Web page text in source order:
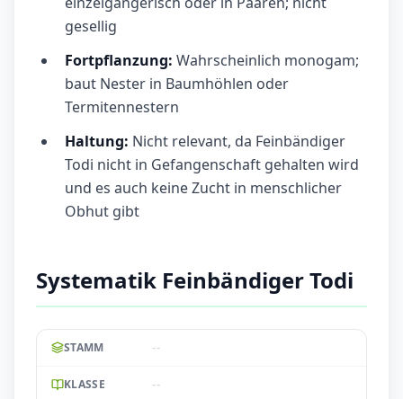
gesellig
Fortpflanzung: Wahrscheinlich monogam;
baut Nester in Baumhöhlen oder
Termitennestern
Haltung: Nicht relevant, da Feinbändiger
Todi nicht in Gefangenschaft gehalten wird
und es auch keine Zucht in menschlicher
Obhut gibt
Systematik Feinbändiger Todi
STAMM --
KLASSE --